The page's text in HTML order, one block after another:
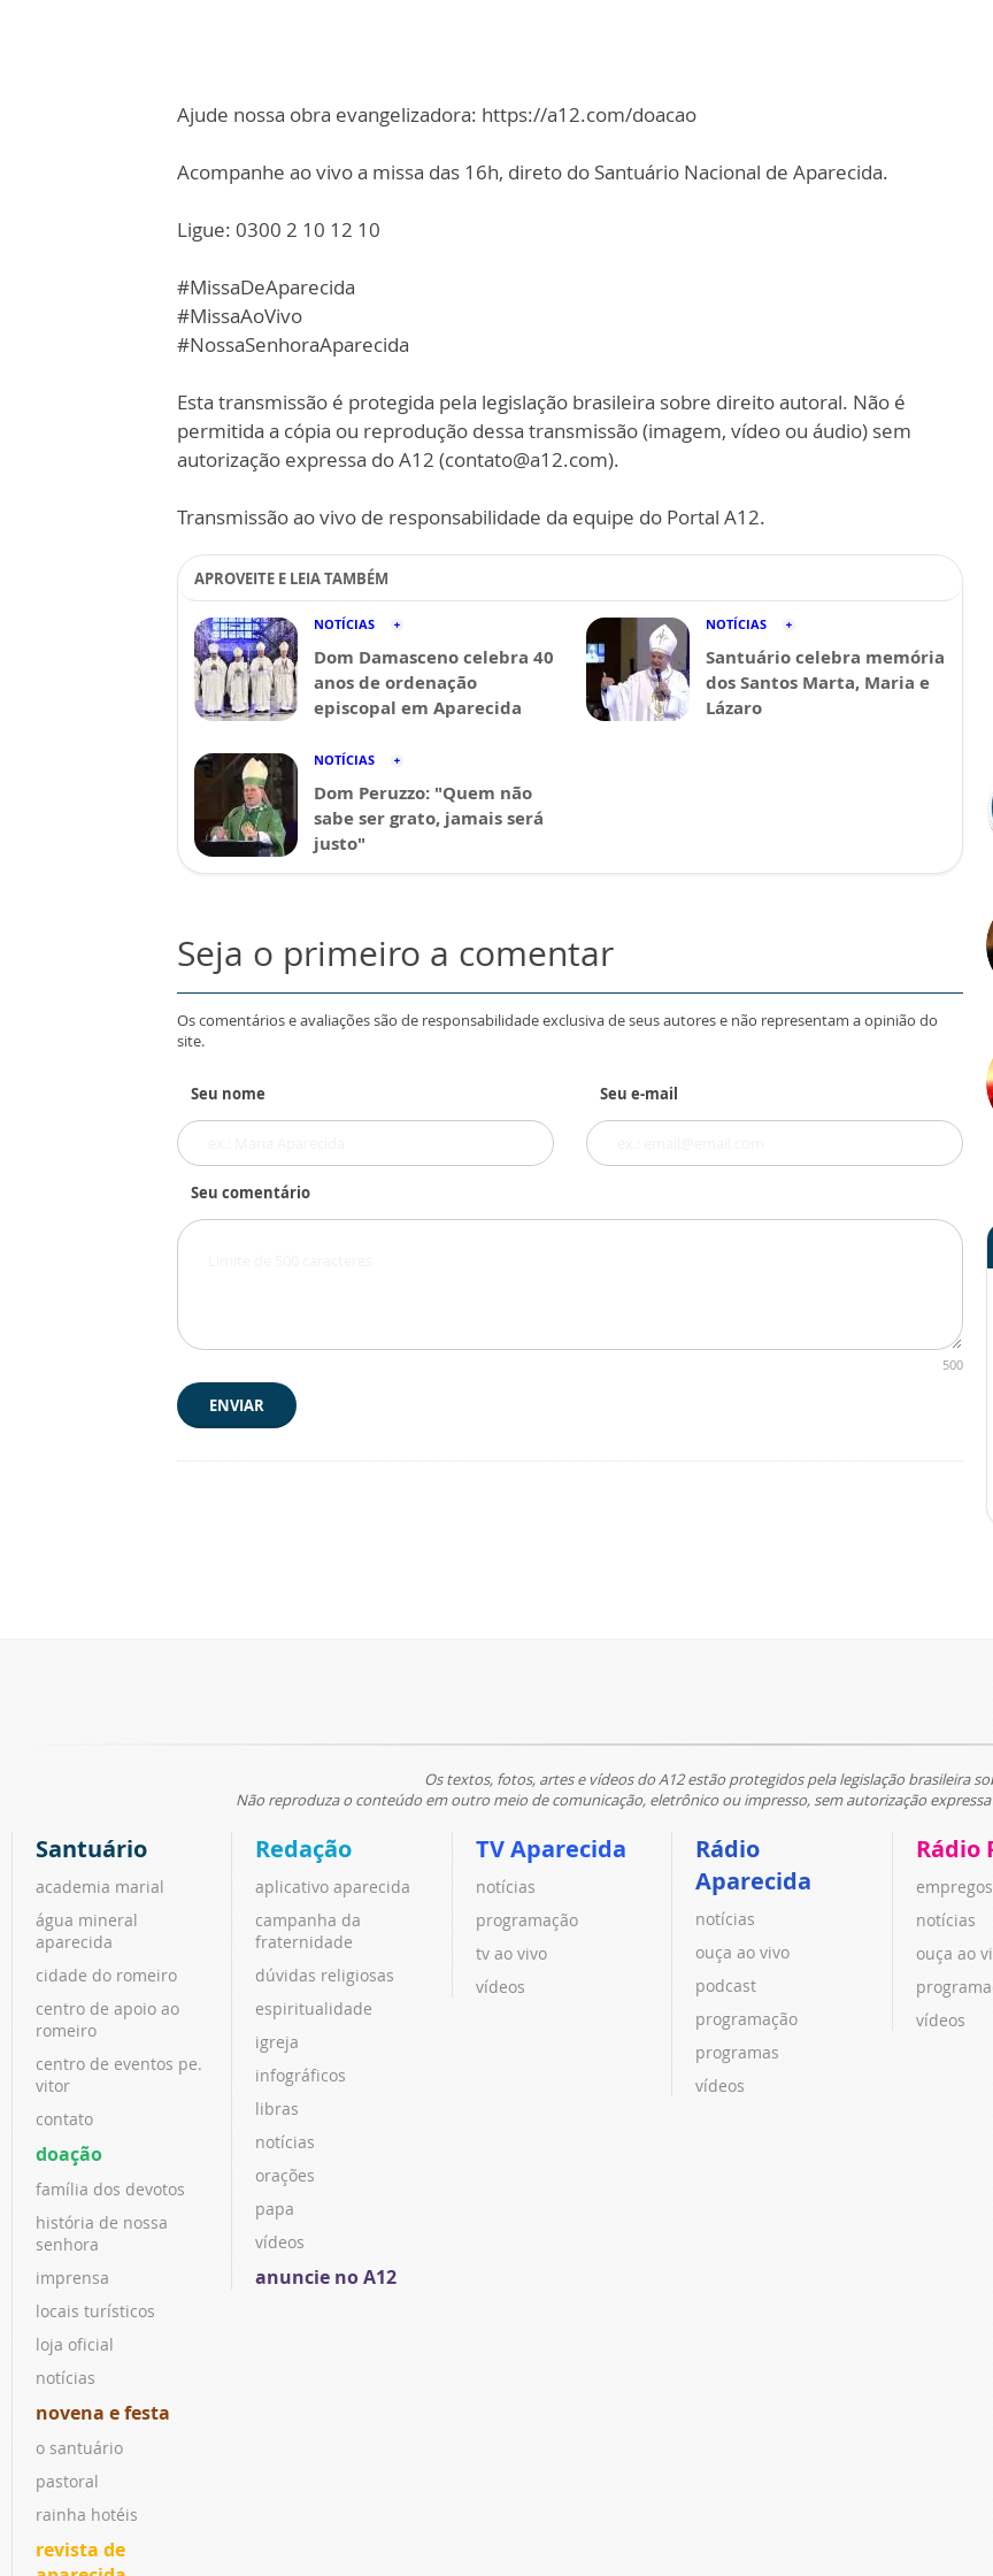
Ajude nossa obra evangelizadora: https://a12.com/doacao
Acompanhe ao vivo a missa das 16h, direto do Santuário Nacional de Aparecida.
Ligue: 0300 2 10 12 10
#MissaDeAparecida
#MissaAoVivo
#NossaSenhoraAparecida
Esta transmissão é protegida pela legislação brasileira sobre direito autoral. Não é
permitida a cópia ou reprodução dessa transmissão (imagem, vídeo ou áudio) sem
autorização expressa do A12 (contato@a12.com).
Transmissão ao vivo de responsabilidade da equipe do Portal A12.
APROVEITE E LEIA TAMBÉM
NOTÍCIAS
Dom Damasceno celebra 40
anos de ordenação
episcopal em Aparecida
NOTÍCIAS
Santuário celebra memória
dos Santos Marta, Maria e
Lázaro
NOTÍCIAS
Dom Peruzzo: "Quem não
sabe ser grato, jamais será
justo"
Seja o primeiro a comentar
Os comentários e avaliações são de responsabilidade exclusiva de seus autores e não representam a opinião do
site.
Seu nome Seu e-mail
Seu comentário
500
ENVIAR
Os textos, fotos, artes e vídeos do A12 estão protegidos pela legislação brasileira
Não reproduza o conteúdo em outro meio de comunicação, eletrônico ou impresso, sem autorização
Santuário
academia marial
água mineral
aparecida
cidade do romeiro
centro de apoio ao
romeiro
centro de eventos pe.
vitor
contato
doação
família dos devotos
história de nossa
senhora
imprensa
locais turísticos
loja oficial
notícias
novena e festa
o santuário
pastoral
rainha hotéis
revista de
Redação
aplicativo aparecida
campanha da
fraternidade
dúvidas religiosas
espiritualidade
igreja
infográficos
libras
notícias
orações
papa
vídeos
anuncie no A12
TV Aparecida
notícias
programação
tv ao vivo
vídeos
Rádio
Aparecida
notícias
ouça ao vivo
podcast
programação
programas
vídeos
Rádio
empregos
notícias
ouça ao
vídeos